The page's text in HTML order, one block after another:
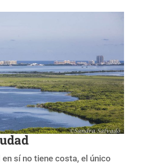
en sí no tiene costa, el único